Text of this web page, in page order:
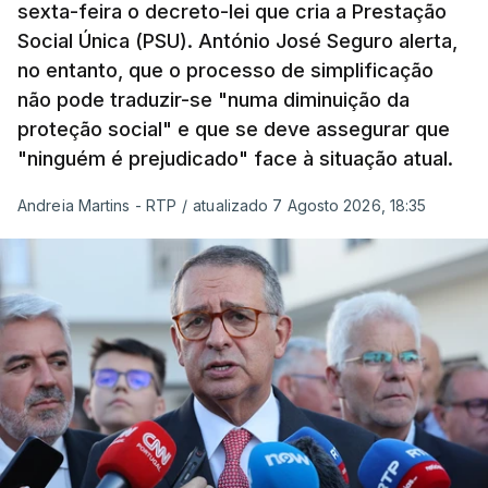
sexta-feira o decreto-lei que cria a Prestação
Social Única (PSU). António José Seguro alerta,
no entanto, que o processo de simplificação
não pode traduzir-se "numa diminuição da
proteção social" e que se deve assegurar que
"ninguém é prejudicado" face à situação atual.
Andreia Martins - RTP / atualizado 7 Agosto 2026, 18:35